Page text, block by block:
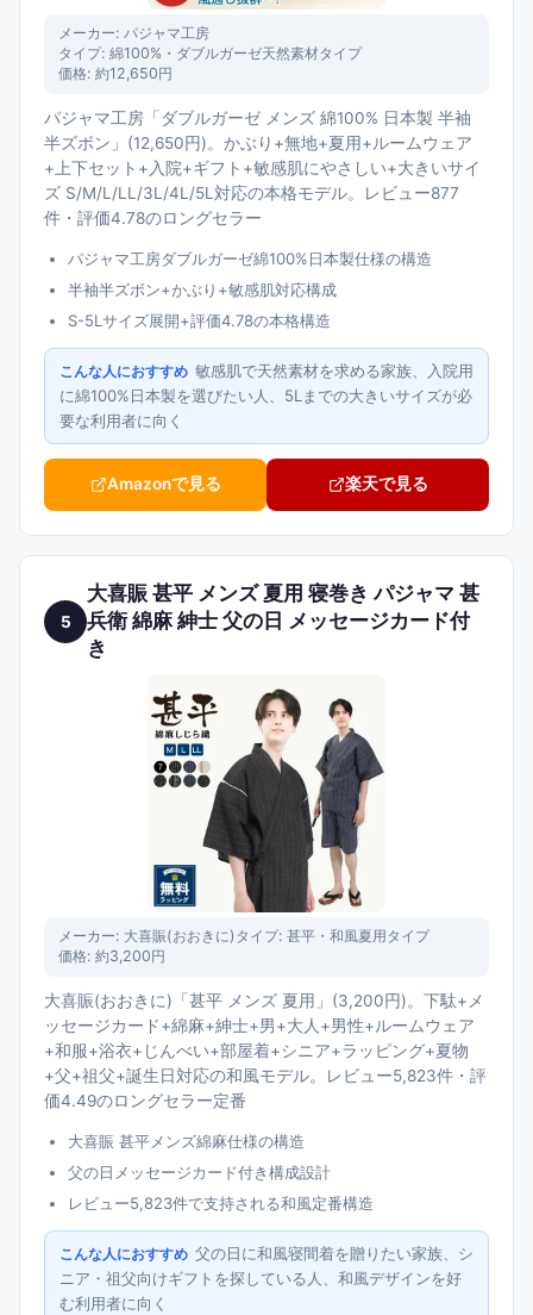
メーカー: パジャマ工房
タイプ: 綿100%・ダブルガーゼ天然素材タイプ
価格: 約12,650円
パジャマ工房「ダブルガーゼ メンズ 綿100% 日本製 半袖
半ズボン」(12,650円)。かぶり+無地+夏用+ルームウェア
+上下セット+入院+ギフト+敏感肌にやさしい+大きいサイ
ズ S/M/L/LL/3L/4L/5L対応の本格モデル。レビュー877
件・評価4.78のロングセラー
パジャマ工房ダブルガーゼ綿100%日本製仕様の構造
半袖半ズボン+かぶり+敏感肌対応構成
S-5Lサイズ展開+評価4.78の本格構造
こんな人におすすめ 敏感肌で天然素材を求める家族、入院用
に綿100%日本製を選びたい人、5Lまでの大きいサイズが必
要な利用者に向く
Amazonで見る 楽天で見る
5
大喜賑 甚平 メンズ 夏用 寝巻き パジャマ 甚
兵衛 綿麻 紳士 父の日 メッセージカード付
き
メーカー: 大喜賑(おおきに) タイプ: 甚平・和風夏用タイプ
価格: 約3,200円
大喜賑(おおきに)「甚平 メンズ 夏用」(3,200円)。下駄+メ
ッセージカード+綿麻+紳士+男+大人+男性+ルームウェア
+和服+浴衣+じんべい+部屋着+シニア+ラッピング+夏物
+父+祖父+誕生日対応の和風モデル。レビュー5,823件・評
価4.49のロングセラー定番
大喜賑 甚平メンズ綿麻仕様の構造
父の日メッセージカード付き構成設計
レビュー5,823件で支持される和風定番構造
こんな人におすすめ 父の日に和風寝間着を贈りたい家族、シ
ニア・祖父向けギフトを探している人、和風デザインを好
む利用者に向く